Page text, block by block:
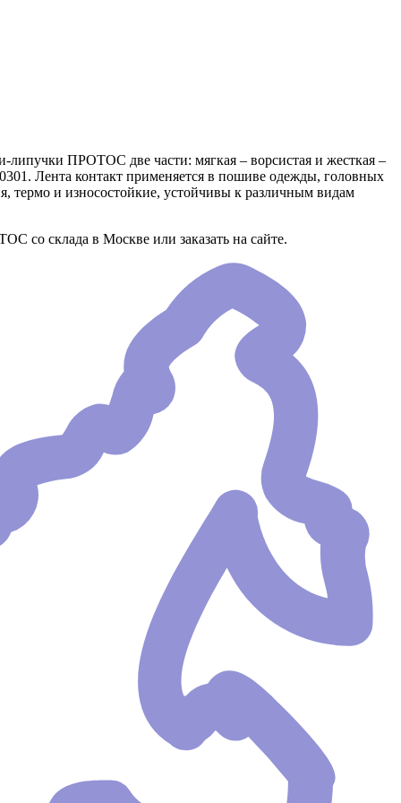
липучки ПРОТОС две части: мягкая – ворсистая и жесткая –
Лента контакт применяется в пошиве одежды, головных
термо и износостойкие, устойчивы к различным видам
со склада в Москве или заказать на сайте.